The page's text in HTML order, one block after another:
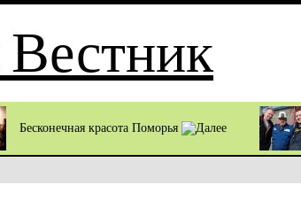
Бесконечная красота Поморья